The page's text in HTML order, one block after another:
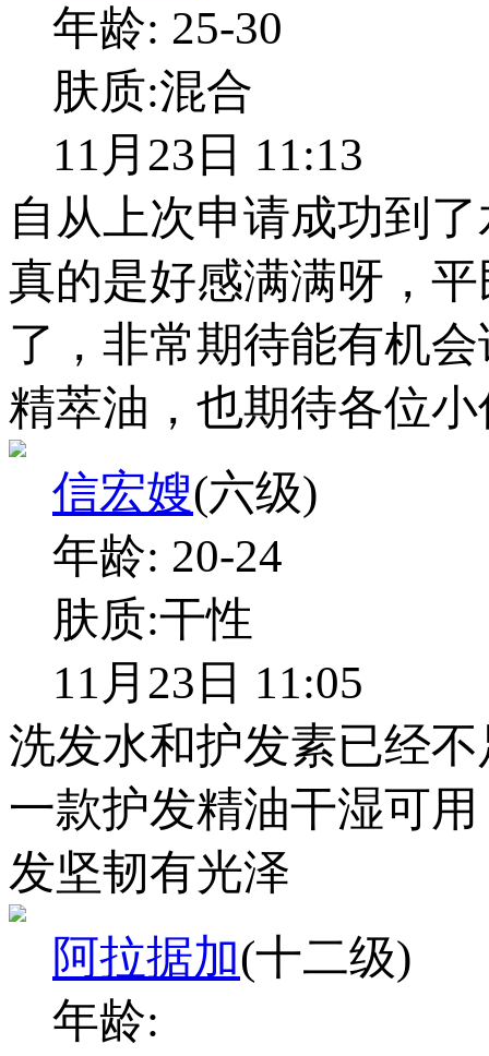
年龄: 25-30
肤质:混合
11月23日 11:13
自从上次申请成功到
真的是好感满满呀，
了，非常期待能有机
精萃油，也期待各位
信宏嫂(六级)
年龄: 20-24
肤质:干性
11月23日 11:05
洗发水和护发素已经
一款护发精油干湿可
发坚韧有光泽
阿拉据加(十二级)
年龄: